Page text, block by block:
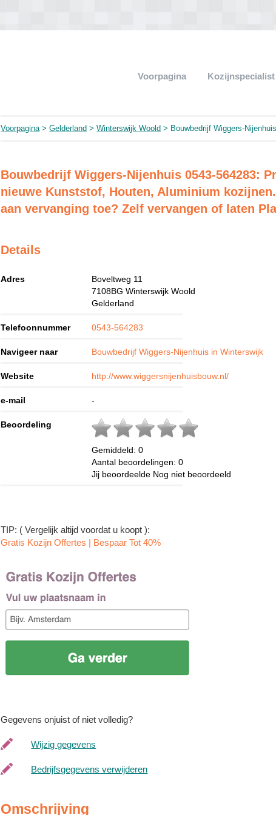
Voorpagina
Voorpagina>Gelderland >Winterswijk Woold > Bouwbedrijf Wiggers-Nijenhuis
Bouwbedrijf Wiggers-Nijenhuis 0543-564283:
nieuwe Kunststof, Houten, Aluminium
aan vervanging toe? Zelf vervangen of laten
Details
Adres
Boveltweg 11
7108BG Winterswijk Woold
Gelderland
Telefoonnummer 0543-564283
Navigeer naar Bouwbedrijf Wiggers-Nijenhuis in Winterswijk
Website http://www.wiggersnijenhuisbouw.nl/
e-mail -
Beoordeling
Gemiddeld:0
Aantal beoordelingen:0
Jij beoordeelde Nog niet beoordeeld
TIP: ( Vergelijk altijd voordat u koopt ):
Gratis Kozijn Offertes | Bespaar Tot 40%‎
Gegevens onjuist of niet volledig?
Wijzig gegevens
Bedrijfsgegevens verwijderen
Omschrijving